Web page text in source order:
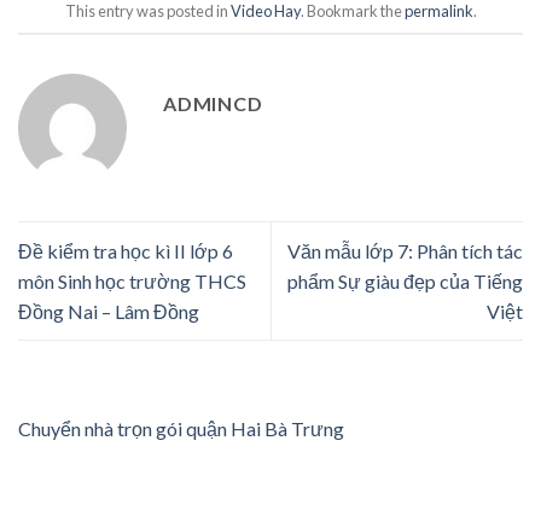
This entry was posted inVideo Hay. Bookmark thepermalink.
ADMINCD
Đề kiểm tra học kì II lớp 6
môn Sinh học trường THCS
Đồng Nai – Lâm Đồng
Văn mẫu lớp 7: Phân tích tác
phẩm Sự giàu đẹp của Tiếng
Việt
Chuyển nhà trọn gói quận Hai Bà Trưng